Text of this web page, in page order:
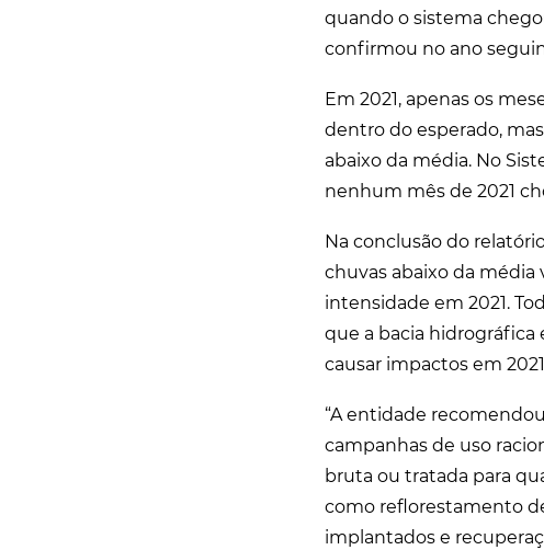
quando o sistema
confirmou no ano
Em 2021, apenas os
dentro do esperado,
abaixo da média. No
nenhum mês de 2021
Na conclusão do
chuvas abaixo da
intensidade em 2021.
que a bacia
causar impactos em
“A entidade
campanhas de uso
bruta ou tratada para
como reflorestamento
implantados e